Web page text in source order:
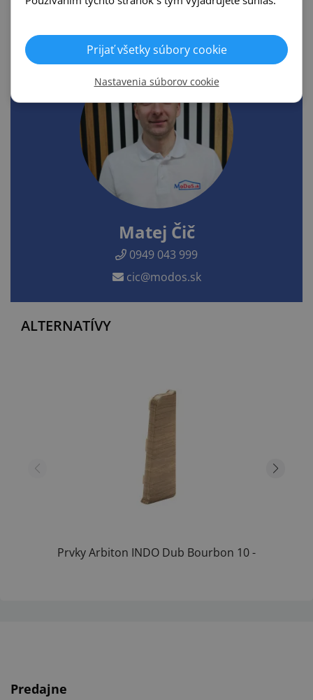
0948 908 901
mesko@modos.sk
Matej Čič
0949 043 999
cic@modos.sk
ALTERNATÍVY
Prvky Arbiton INDO Dub Bourbon 10 -
Predajne
Prijať všetky súbory cookie
Nastavenia súborov cookie